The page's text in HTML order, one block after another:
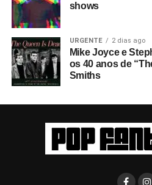
shows
URGENTE 2 dias ago
Mike Joyce e
os 40 anos de
Smiths